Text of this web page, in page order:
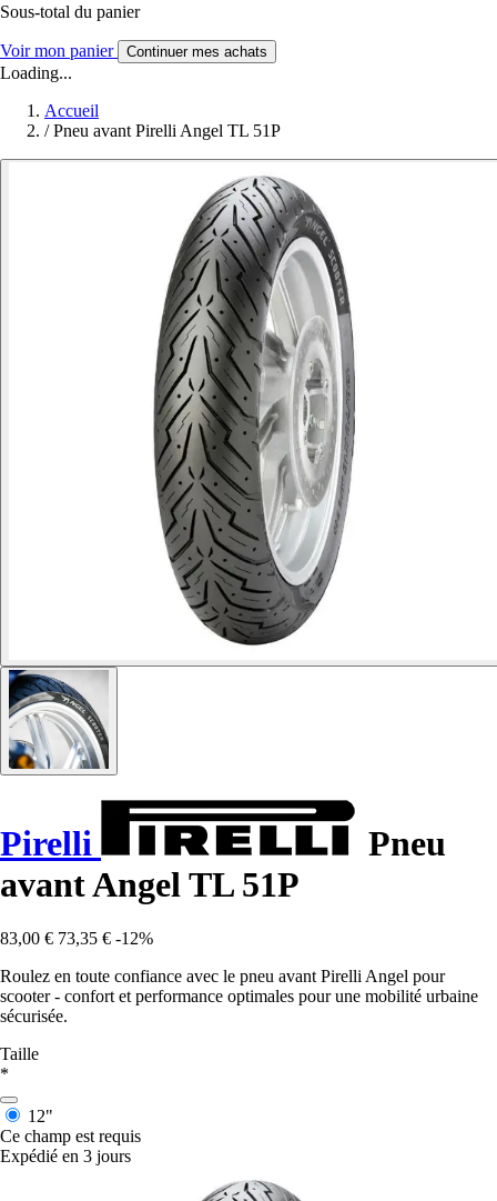
Sous-total du panier
Voir mon panier Continuer mes achats
Loading...
Accueil
/ Pneu avant Pirelli Angel TL 51P
Pirelli
Pneu
avant Angel TL 51P
83,00 € 73,35 € -12%
Roulez en toute confiance avec le pneu avant Pirelli Angel pour
scooter - confort et performance optimales pour une mobilité urbaine
sécurisée.
Taille
*
12"
Ce champ est requis
Expédié en 3 jours